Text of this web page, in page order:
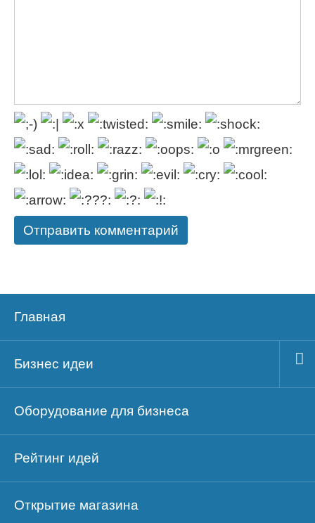
Главная
Бизнес идеи
Оборудование для бизнеса
Рейтинг идей
Открытие магазина